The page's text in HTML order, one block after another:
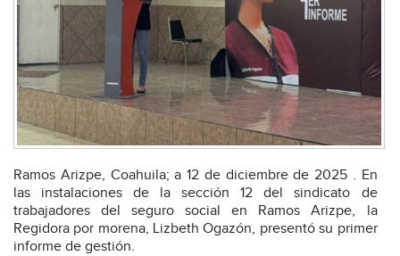
Ramos Arizpe, Coahuila; a 12 de diciembre de 2025 . En
las instalaciones de la sección 12 del sindicato de
trabajadores del seguro social en Ramos Arizpe, la
Regidora por morena, Lizbeth Ogazón, presentó su primer
informe de gestión.